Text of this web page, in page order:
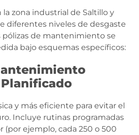
la zona industrial de Saltillo y
diferentes niveles de desgaste
pólizas de mantenimiento se
bajo esquemas específicos:
y más eficiente para evitar el
Incluye rutinas programadas
(por ejemplo, cada 250 o 500